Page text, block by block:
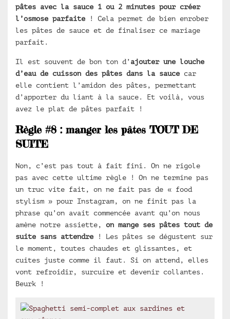
pâtes avec la sauce 1 ou 2 minutes pour créer
l’osmose parfaite ! Cela permet de bien enrober
les pâtes de sauce et de finaliser ce mariage
parfait.
Il est souvent de bon ton d’ajouter une louche
d’eau de cuisson des pâtes dans la sauce car
elle contient l’amidon des pâtes, permettant
d’apporter du liant à la sauce. Et voilà, vous
avez le plat de pâtes parfait !
Règle #8 : manger les pâtes TOUT DE
SUITE
Non, c’est pas tout à fait fini. On ne rigole
pas avec cette ultime règle ! On ne termine pas
un truc vite fait, on ne fait pas de « food
stylism » pour Instagram, on ne finit pas la
phrase qu’on avait commencée avant qu’on nous
amène notre assiette, on mange ses pâtes tout de
suite sans attendre ! Les pâtes se dégustent sur
le moment, toutes chaudes et glissantes, et
cuites juste comme il faut. Si on attend, elles
vont refroidir, surcuire et devenir collantes.
Beurk !